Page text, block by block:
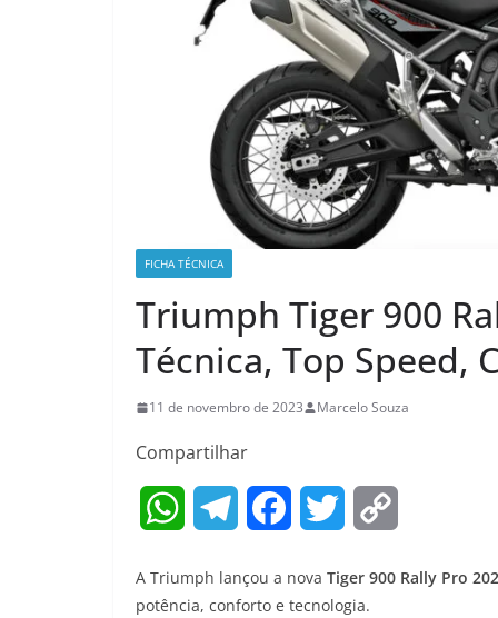
FICHA TÉCNICA
Triumph Tiger 900
Técnica, Top Speed,
11 de novembro de 2023 Marcelo Souza
Compartilhar
W
a
l
c
i
A Triumph lançou a nova Tiger 900 Rally Pro
potência, conforto e tecnologia.